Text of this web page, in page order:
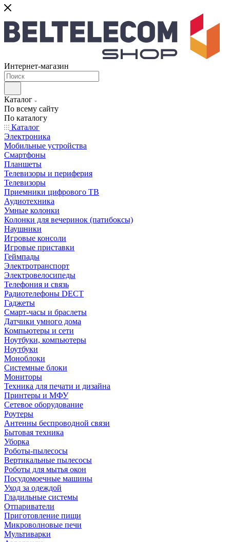
Интернет-магазин
Каталог
По всему сайту
По каталогу
Каталог
Электроника
Мобильные устройства
Смартфоны
Планшеты
Телевизоры и периферия
Телевизоры
Приемники цифрового ТВ
Аудиотехника
Умные колонки
Колонки для вечеринок (патибоксы)
Наушники
Игровые консоли
Игровые приставки
Геймпады
Электротранспорт
Электровелосипеды
Телефония и связь
Радиотелефоны DECT
Гаджеты
Смарт-часы и браслеты
Датчики умного дома
Компьютеры и сети
Ноутбуки, компьютеры
Ноутбуки
Моноблоки
Системные блоки
Мониторы
Техника для печати и дизайна
Принтеры и МФУ
Сетевое оборудование
Роутеры
Антенны беспроводной связи
Бытовая техника
Уборка
Роботы-пылесосы
Вертикальные пылесосы
Роботы для мытья окон
Посудомоечные машины
Уход за одеждой
Гладильные системы
Отпариватели
Приготовление пищи
Микроволновые печи
Мультиварки